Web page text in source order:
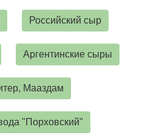
Российский сыр
Аргентинские сыры
Мааздам
"Порховский"